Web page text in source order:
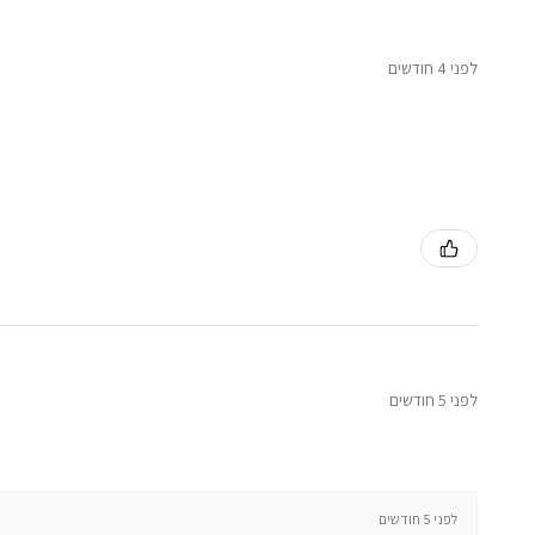
לפני 4 חודשים
לפני 5 חודשים
לפני 5 חודשים